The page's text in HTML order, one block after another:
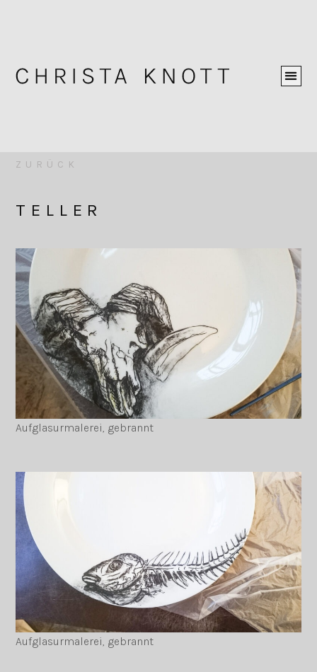
ZURÜCK
TELLER
Aufglasurmalerei, gebrannt
Aufglasurmalerei, gebrannt